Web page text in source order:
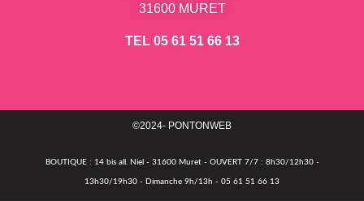
31600 MURET
TEL 05 61 51 66 13
©2024- PONTONWEB
BOUTIQUE : 14 bis all. Niel - 31600 Muret - OUVERT 7/7 : 8h30/12h30 -
13h30/19h30 - Dimanche 9h/13h - 05 61 51 66 13